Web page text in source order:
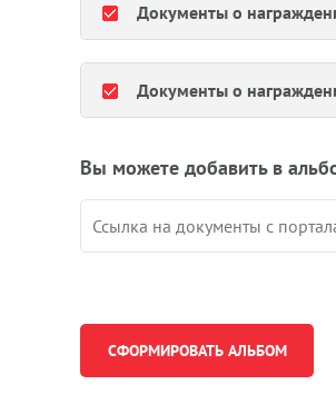
Документы о
Документы о
Вы можете добавить в